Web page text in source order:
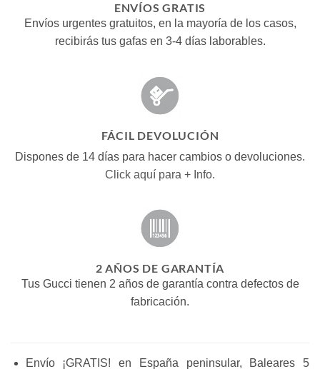
ENVÍOS GRATIS
Envíos urgentes gratuitos, en la mayoría de los casos,
recibirás tus gafas en 3-4 días laborables.
FÁCIL DEVOLUCIÓN
Dispones de 14 días para hacer cambios o devoluciones.
Click aquí para + Info.
2 AÑOS DE GARANTÍA
Tus Gucci tienen 2 años de garantía contra defectos de
fabricación.
Envío ¡GRATIS! en España peninsular, Baleares 5